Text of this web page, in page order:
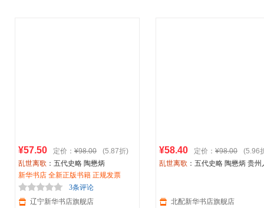
¥57.50 定价： ¥98.00
(5.87折)
乱世离歌 ：五代史略 陶懋炳
新华书店 全新正版书籍 正规发票
3条评论
辽宁新华书店旗舰店
¥58.40 定价： ¥98.00
(5.96
乱世离歌 ：五代史略 陶懋炳 贵州
北配新华书店旗舰店